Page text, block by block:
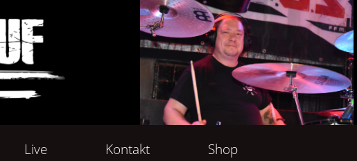
Live Kontakt Shop